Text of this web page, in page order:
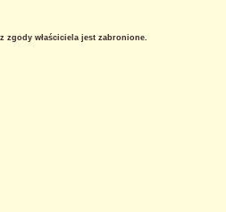
zgody właściciela jest zabronione.